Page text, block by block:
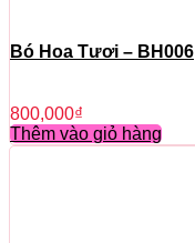
Bó Hoa Tươi – BH006
800,000₫
Thêm vào giỏ hàng